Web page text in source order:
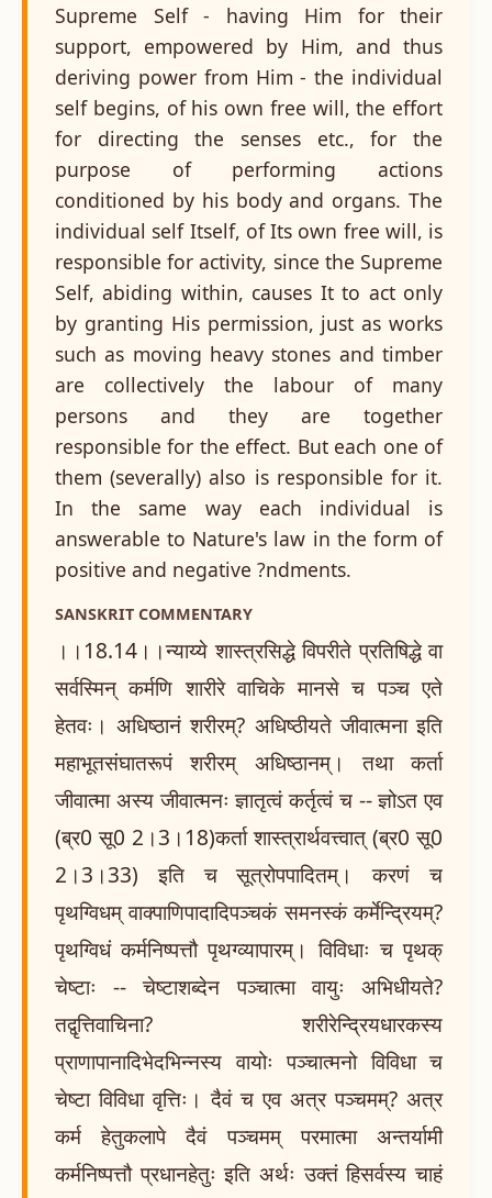
Supreme Self - having Him for their
support, empowered by Him, and thus
deriving power from Him - the individual
self begins, of his own free will, the effort
for directing the senses etc., for the
purpose of performing actions
conditioned by his body and organs. The
individual self Itself, of Its own free will, is
responsible for activity, since the Supreme
Self, abiding within, causes It to act only
by granting His permission, just as works
such as moving heavy stones and timber
are collectively the labour of many
persons and they are together
responsible for the effect. But each one of
them (severally) also is responsible for it.
In the same way each individual is
answerable to Nature's law in the form of
positive and negative ?ndments.
SANSKRIT COMMENTARY
।।18.14।।न्याय्ये शास्त्रसिद्धे विपरीते प्रतिषिद्धे वा
सर्वस्मिन् कर्मणि शारीरे वाचिके मानसे च पञ्च एते
हेतवः। अधिष्ठानं शरीरम्? अधिष्ठीयते जीवात्मना इति
महाभूतसंघातरूपं शरीरम् अधिष्ठानम्। तथा कर्ता
जीवात्मा अस्य जीवात्मनः ज्ञातृत्वं कर्तृत्वं च -- ज्ञोऽत एव
(ब्र0 सू0 2।3।18)कर्ता शास्त्रार्थवत्त्वात् (ब्र0 सू0
2।3।33) इति च सूत्रोपपादितम्। करणं च
पृथग्विधम् वाक्पाणिपादादिपञ्चकं समनस्कं कर्मेन्द्रियम्?
पृथग्विधं कर्मनिष्पत्तौ पृथग्व्यापारम्। विविधाः च पृथक्
चेष्टाः -- चेष्टाशब्देन पञ्चात्मा वायुः अभिधीयते?
तद्वृत्तिवाचिना? शरीरेन्द्रियधारकस्य
प्राणापानादिभेदभिन्नस्य वायोः पञ्चात्मनो विविधा च
चेष्टा विविधा वृत्तिः। दैवं च एव अत्र पञ्चमम्? अत्र
कर्म हेतुकलापे दैवं पञ्चमम् परमात्मा अन्तर्यामी
कर्मनिष्पत्तौ प्रधानहेतुः इति अर्थः उक्तं हिसर्वस्य चाहं